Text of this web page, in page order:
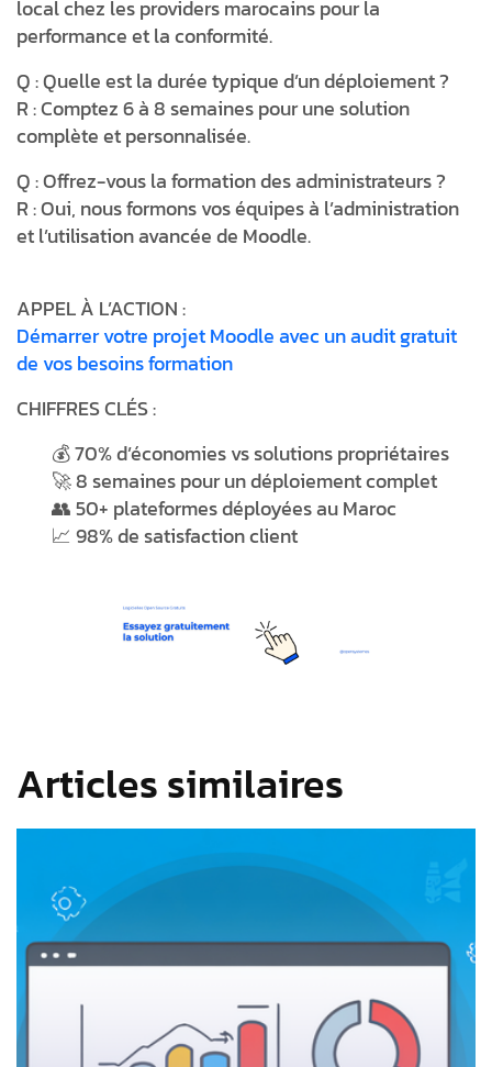
local chez les providers marocains pour la
performance et la conformité.
Q : Quelle est la durée typique d’un déploiement ?
R : Comptez 6 à 8 semaines pour une solution
complète et personnalisée.
Q : Offrez-vous la formation des administrateurs ?
R : Oui, nous formons vos équipes à l’administration
et l’utilisation avancée de Moodle.
APPEL À L’ACTION :
Démarrer votre projet Moodle avec un audit gratuit
de vos besoins formation
CHIFFRES CLÉS :
💰 70% d’économies vs solutions propriétaires
🚀 8 semaines pour un déploiement complet
👥 50+ plateformes déployées au Maroc
📈 98% de satisfaction client
Articles similaires